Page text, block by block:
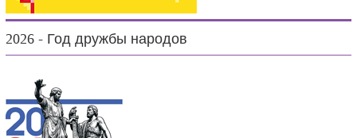
2026 - Год дружбы народов